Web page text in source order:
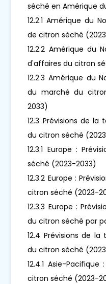
séché en Amérique
12.2.1 Amérique du
de citron séché
12.2.2 Amérique du
d'affaires du citron
12.2.3 Amérique du
du marché du
2033)
12.3 Prévisions de
du citron séché
12.3.1 Europe :
séché (2023-2033)
12.3.2 Europe :
citron séché (2023-
12.3.3 Europe :
du citron séché par
12.4 Prévisions de
du citron séché
12.4.1 Asie-
citron séché (2023-